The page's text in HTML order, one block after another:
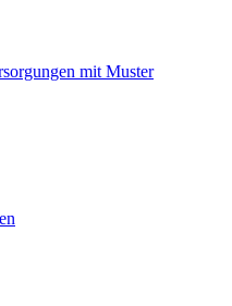
mit Muster